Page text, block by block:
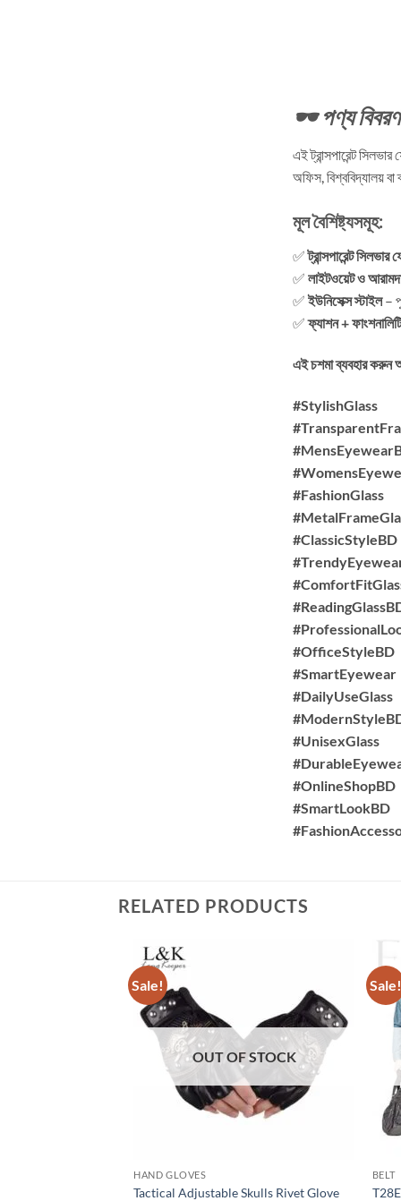
🕶️পণ্য
এই ট্রান্সপারেন্ট
অফিস, বিশ্ববিদ্যালয়
মূল বৈশিষ্ট্যসমূহ:
✅ট্রান্সপারেন্ট
✅ লাইটওয়েট ও
✅ ইউনিসেক্স স্টাইল–
✅ফ্যাশন + ফাংশনালিটি
এই চশমা ব্যবহার করুন
#StylishGlass
#FashionGlass
#ClassicStyleBD
#OfficeStyleBD
#SmartEyewear
#DailyUseGlass
#UnisexGlass
#OnlineShopBD
#SmartLookBD
RELATED PRODUCTS
Sale!
OUT OF STOCK
HAND GLOVES
Tactical Adjustable Skulls Rivet Glove
Sale!
BELT